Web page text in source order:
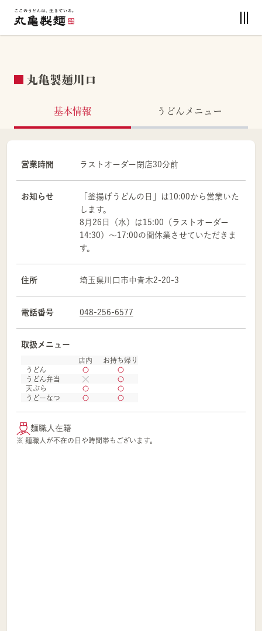
丸亀製麺川口
基本情報 うどんメニュー
営業時間 ラストオーダー閉店30分前
お知らせ
「釜揚げうどんの日」は10:00から営業いた
します。
8月26日（水）は15:00（ラストオーダー
14:30）～17:00の間休業させていただきま
す。
住所 埼玉県川口市 中青木2-20-3
電話番号 048-256-6577
取扱メニュー
店内
お持ち帰り
うどん
うどん弁当
天ぷら
うどーなつ
麺職人在籍
※ 麺職人が不在の日や時間帯もございます。